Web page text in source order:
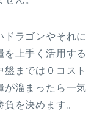
ドラゴンやそれに
上手く活用する
までは０コスト
が溜まったら一気
を決めます。